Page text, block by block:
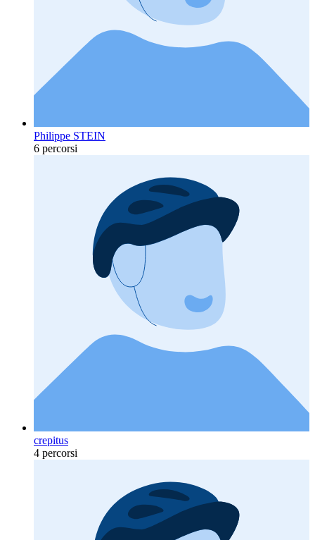
Philippe STEIN
6 percorsi
crepitus
4 percorsi